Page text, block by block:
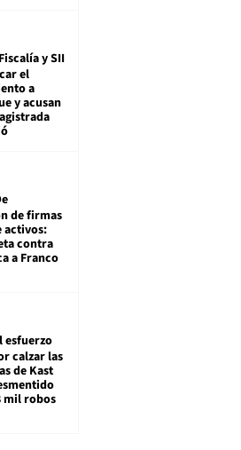
Fiscalía y SII
el
a
y acusan
de firmas
activos:
contra
a Franco
esfuerzo
calzar las
de Kast
mil robos